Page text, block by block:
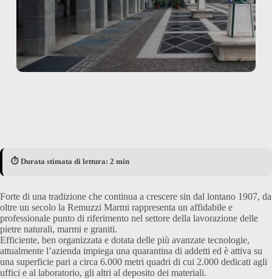
⏱️ Durata stimata di lettura: 2 min
Forte di una tradizione che continua a crescere sin dal lontano 1907, da
oltre un secolo la Remuzzi Marmi rappresenta un affidabile e
professionale punto di riferimento nel settore della lavorazione delle
pietre naturali, marmi e graniti.
Efficiente, ben organizzata e dotata delle più avanzate tecnologie,
attualmente l’azienda impiega una quarantina di addetti ed è attiva su
una superficie pari a circa 6.000 metri quadri di cui 2.000 dedicati agli
uffici e al laboratorio, gli altri al deposito dei materiali.